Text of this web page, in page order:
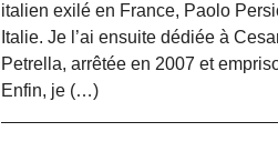
italien exilé en France, Paolo
Italie. Je l’ai ensuite dédiée à
Petrella, arrêtée en 2007 et
Enfin, je (…)